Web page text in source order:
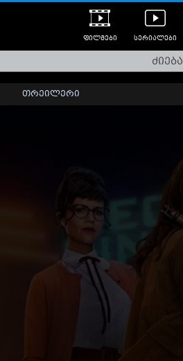
ფილმები
თრეილერები
სერიალები
თრეილერი